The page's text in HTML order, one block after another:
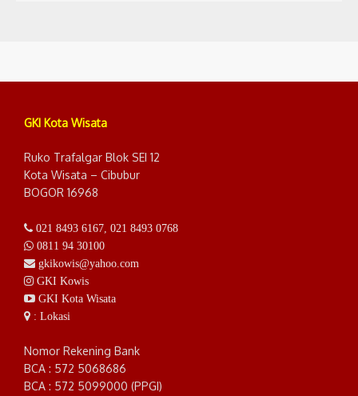
GKI Kota Wisata
Ruko Trafalgar Blok SEI 12
Kota Wisata – Cibubur
BOGOR 16968
021 8493 6167 021 8493 0768
0811 94 30100
gkikowis@yahoo.com
GKI Kowis
GKI Kota Wisata
: Lokasi
Nomor Rekening Bank
BCA : 572 5068686
BCA : 572 5099000 (PPGI)